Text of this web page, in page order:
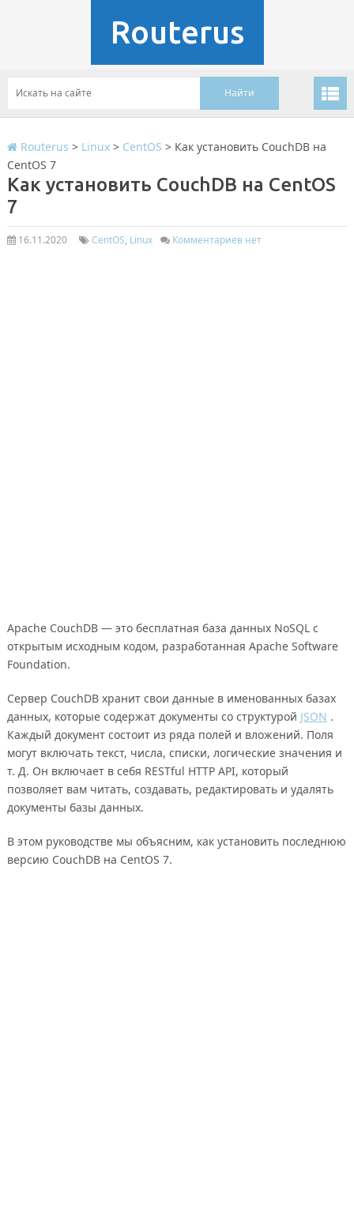
Routerus
Routerus > Linux> CentOS > Как установить CouchDB на
CentOS 7
Как установить CouchDB на CentOS
7
16.11.2020 CentOS, Linux Комментариев нет
Apache CouchDB — это бесплатная база данных NoSQL с
открытым исходным кодом, разработанная Apache Software
Foundation.
Сервер CouchDB хранит свои данные в именованных базах
данных, которые содержат документы со структурой JSON .
Каждый документ состоит из ряда полей и вложений. Поля
могут включать текст, числа, списки, логические значения и
т. Д. Он включает в себя RESTful HTTP API, который
позволяет вам читать, создавать, редактировать и удалять
документы базы данных.
В этом руководстве мы объясним, как установить последнюю
версию CouchDB на CentOS 7.